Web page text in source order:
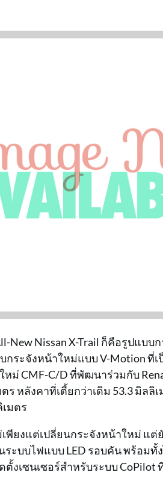
New Nissan X-Trail ก็คือรูปแบ
ระจังหน้าใหม่แบบ V-Motion ที่
ม่ CMF-C/D ที่พัฒนาร่วมกับ
ร หลังคาที่เตี้ยกว่าเดิม 53.3 มิล
มตร
ยงแต่เปลี่ยนกระจังหน้าใหม่ แต่
ระบบไฟแบบ LED รอบคัน พร้อม
ตั้งเซนเซอร์สำหรับระบบ CoPilot